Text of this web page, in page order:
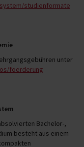
studienformate
unter
foerderung
Bachelor-,
besteht aus einem